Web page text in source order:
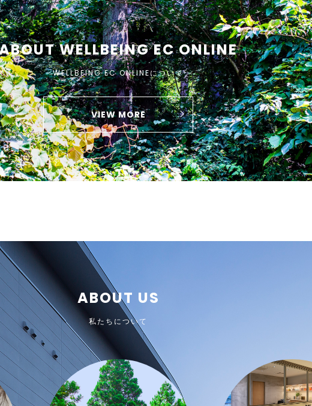
WELLBEING EC ONLINE
WELLBEING EC ONLINEについて
VIEW MORE
ABOUT US
私たちについて